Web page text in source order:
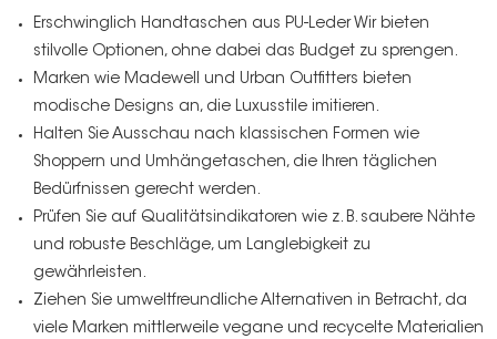
Erschwinglich Handtaschen aus PU-LederWir bieten
stilvolle Optionen, ohne dabei das Budget zu sprengen.
Marken wie Madewell und Urban Outfitters bieten
modische Designs an, die Luxusstile imitieren.
Halten Sie Ausschau nach klassischen Formen wie
Shoppern und Umhängetaschen, die Ihren täglichen
Bedürfnissen gerecht werden.
Prüfen Sie auf Qualitätsindikatoren wie z. B. saubere Nähte
und robuste Beschläge, um Langlebigkeit zu
gewährleisten.
Ziehen Sie umweltfreundliche Alternativen in Betracht, da
viele Marken mittlerweile vegane und recycelte Materialien